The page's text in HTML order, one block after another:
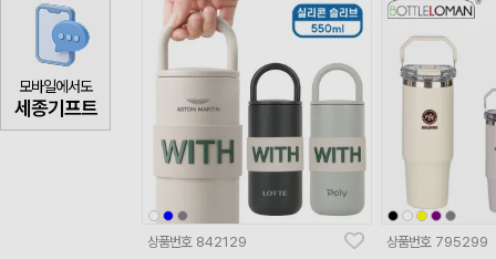
모바일에서도
세종기프트
상품번호 842129 상품번호 795299